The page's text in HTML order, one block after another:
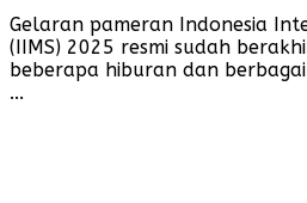
Gelaran pameran Indonesia
(IIMS) 2025 resmi sudah
beberapa hiburan dan
...